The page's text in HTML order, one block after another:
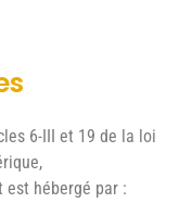
6-III et 19 de la loi
est hébergé par :